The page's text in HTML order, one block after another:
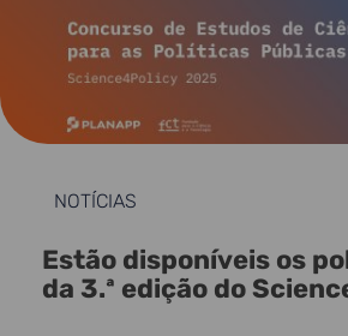
NOTÍCIAS
Estão disponíveis os
da 3.ª edição do